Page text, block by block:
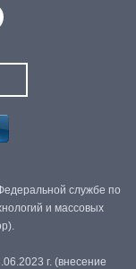
службе по
и массовых
г. (внесение